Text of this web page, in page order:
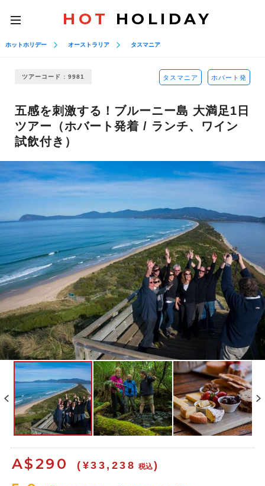
toggle
navigation
HOT HOLIDAY
ホットホリデー オーストラリア タスマニア
ツアーコード : 9981 タスマニア ホバート発
五感を刺激する！ブルーニー島 大満足1日
ツアー（ホバート発着 / ランチ、ワイン
試飲付き）
A$290 (¥33,238 税込)